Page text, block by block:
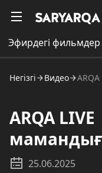
Эфирдегі фильмдер
Негізгі Видео
ARQA
25.06.2025